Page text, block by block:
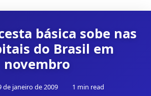
básica sobe nas
do Brasil em
novembro
de janeiro de 2009 1 min read